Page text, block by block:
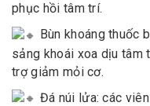
phục hồi tâm trí.
Bùn khoáng thuốc
sảng khoái xoa dịu tâm
trợ giảm mỏi cơ.
Đá núi lửa: các